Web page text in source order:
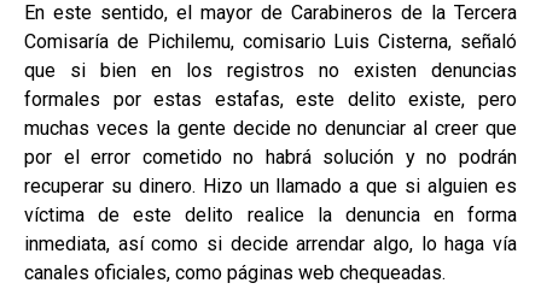
En este sentido, el mayor de Carabineros de la Tercera
Comisaría de Pichilemu, comisario Luis Cisterna, señaló
que si bien en los registros no existen denuncias
formales por estas estafas, este delito existe, pero
muchas veces la gente decide no denunciar al creer que
por el error cometido no habrá solución y no podrán
recuperar su dinero. Hizo un llamado a que si alguien es
víctima de este delito realice la denuncia en forma
inmediata, así como si decide arrendar algo, lo haga vía
canales oficiales, como páginas web chequeadas.